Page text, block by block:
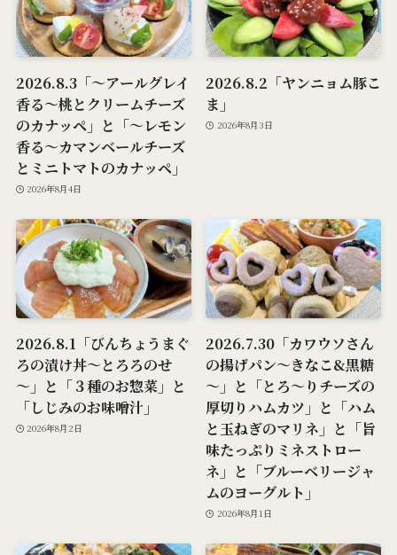
2026.8.3「～アールグレイ
香る～桃とクリームチーズ
のカナッペ」と「～レモン
香る～カマンベールチーズ
とミニトマトのカナッペ」
2026年8月4日
2026.8.2「ヤンニョム豚こ
ま」
2026年8月3日
2026.8.1「びんちょうまぐ
ろの漬け丼～とろろのせ
～」と「３種のお惣菜」と
「しじみのお味噌汁」
2026年8月2日
2026.7.30「カワウソさん
の揚げパン～きなこ&黒糖
～」と「とろ～りチーズの
厚切りハムカツ」と「ハム
と玉ねぎのマリネ」と「旨
味たっぷりミネストロー
ネ」と「ブルーベリージャ
ムのヨーグルト」
2026年8月1日